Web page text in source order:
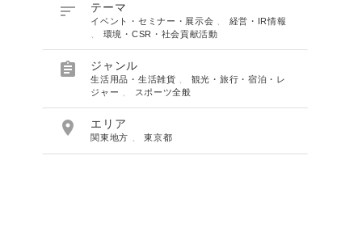
 テーマ
イベント・セミナー・展示会
経営・IR情報
環境・CSR・社会貢献活動
 ジャンル
生活用品・生活雑貨
観光・旅行・宿泊・レ
ジャー
スポーツ全般
 エリア
関東地方 、東京都